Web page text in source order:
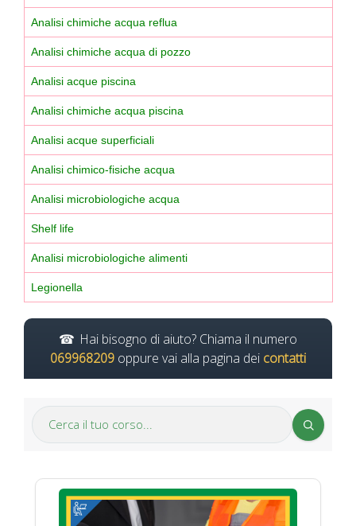
Analisi chimiche acqua reflua
Analisi chimiche acqua di pozzo
Analisi acque piscina
Analisi chimiche acqua piscina
Analisi acque superficiali
Analisi chimico-fisiche acqua
Analisi microbiologiche acqua
Shelf life
Analisi microbiologiche alimenti
Legionella
Hai bisogno di aiuto? Chiama il numero
069968209 oppure vai alla pagina dei contatti